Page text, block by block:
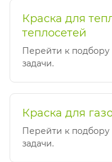
Краска для
теплосетей
Перейти к подбору
задачи.
Краска для
Перейти к подбору
задачи.